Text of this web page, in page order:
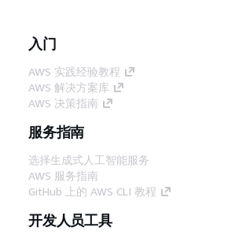
入门
AWS 实践经验教程
AWS 解决方案库
AWS 决策指南
服务指南
选择生成式人工智能服务
AWS 服务指南
GitHub 上的 AWS CLI 教程
开发人员工具